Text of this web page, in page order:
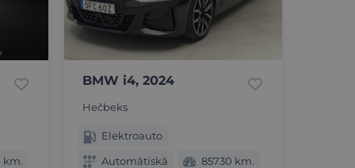
BMW i4, 2024
Hečbeks
Elektroauto
Automātiskā
85730 km.